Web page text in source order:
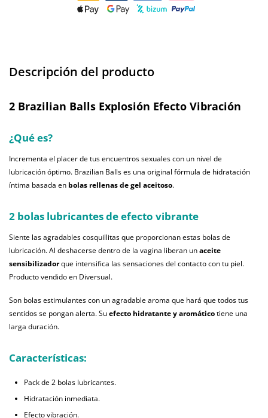
Descripción del producto
2 Brazilian Balls Explosión Efecto Vibración
¿Qué es?
Incrementa el placer de tus encuentros sexuales con un nivel de
lubricación óptimo. Brazilian Balls es una original fórmula de hidratación
íntima basada en bolas rellenas de gel aceitoso.
2 bolas lubricantes de efecto vibrante
Siente las agradables cosquillitas que proporcionan estas bolas de
lubricación. Al deshacerse dentro de la vagina liberan unaceite
sensibilizadorque intensifica las sensaciones del contacto con tu piel.
Producto vendido en Diversual.
Son bolas estimulantes con un agradable aroma que hará que todos tus
sentidos se pongan alerta. Suefecto hidratante y aromáticotiene una
larga duración.
Características:
Pack de 2 bolas lubricantes.
Hidratación inmediata.
Efecto vibración.